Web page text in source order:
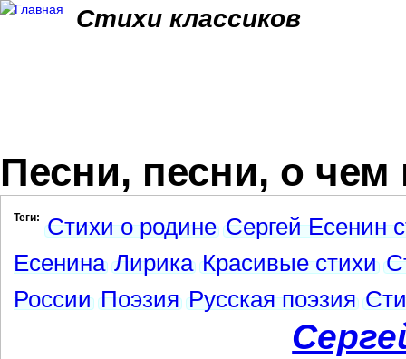
Стихи классиков
Песни, песни, о
Теги: Стихи о родине Сергей Есенин
Есенина Лирика Красивые стихи
России Поэзия Русская поэзия